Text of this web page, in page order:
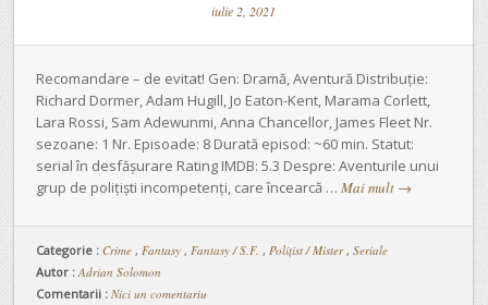
iulie 2, 2021
Recomandare – de evitat! Gen: Dramă, Aventură Distribuție:
Richard Dormer, Adam Hugill, Jo Eaton-Kent, Marama Corlett,
Lara Rossi, Sam Adewunmi, Anna Chancellor, James Fleet Nr.
sezoane: 1 Nr. Episoade: 8 Durată episod: ~60 min. Statut:
serial în desfășurare Rating IMDB: 5.3 Despre: Aventurile unui
grup de polițiști incompetenți, care încearcă … Mai mult →
Categorie : Crime , Fantasy , Fantasy / S.F. , Polițist / Mister, Seriale
Autor : Adrian Solomon
Comentarii : Nici un comentariu